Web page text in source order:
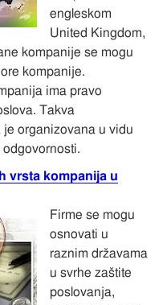
engleskom
United Kingdom,
kompanije se mogu
kompanije.
ima pravo
Takva
organizovana u vidu
vrsta kompanija u
Firme se mogu
osnovati u
raznim državama
u svrhe zaštite
poslovanja,